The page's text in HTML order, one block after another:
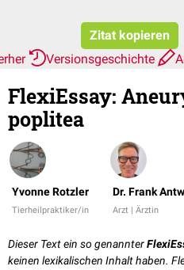
Zitat kopieren
Versionsgeschichte
FlexiEssay:
poplitea
Yvonne Rotzler
Tierheilpraktiker/in
Dr. Frank
Arzt | Ärztin
Dieser Text ein so genannter
keinen lexikalischen Inhalt haben.